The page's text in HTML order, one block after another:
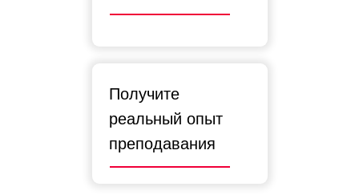
Получите
реальный опыт
преподавания